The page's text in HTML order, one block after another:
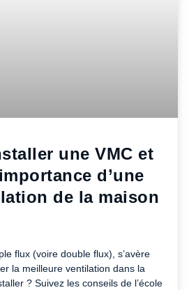
une VMC et
d’une
de la maison
flux (voire double flux), s’avère
la meilleure ventilation dans la
? Suivez les conseils de l’école